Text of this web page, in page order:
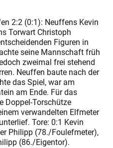
2:2 (0:1): Neuffens Kevin
Torwart Christoph
Figuren in
seine Mannschaft früh
zweimal frei stehend
Neuffen baute nach der
das Spiel, war am
am Ende. Für das
Doppel-Torschütze
verwandelten Elfmeter
Tore: 0:1 Kevin
Philipp (78./Foulefmeter),
(86./Eigentor).